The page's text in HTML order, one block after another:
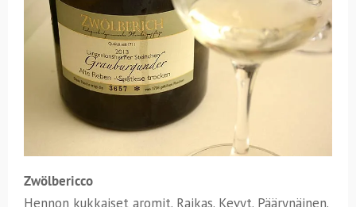
Zwölbericco
Hennon kukkaiset aromit. Raikas. Kevyt. Päärynäinen.